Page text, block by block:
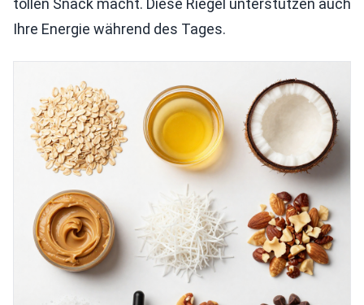
tollen Snack macht. Diese Riegel unterstützen auch
Ihre Energie während des Tages.